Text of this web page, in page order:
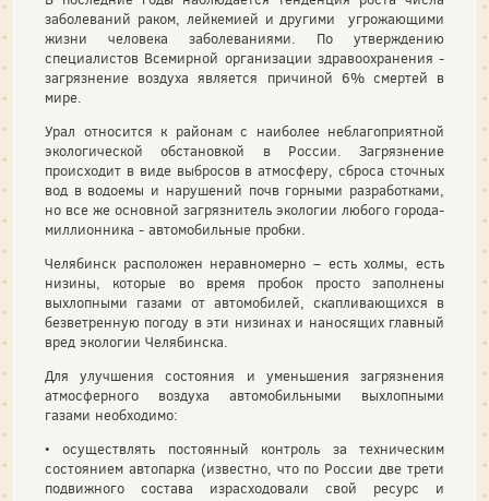
заболеваний раком, лейкемией и другими угрожающими
жизни человека заболеваниями. По утверждению
специалистов Всемирной организации здравоохранения -
загрязнение воздуха является причиной 6% смертей в
мире.
Урал относится к районам с наиболее неблагоприятной
экологической обстановкой в России. Загрязнение
происходит в виде выбросов в атмосферу, сброса сточных
вод в водоемы и нарушений почв горными разработками,
но все же основной загрязнитель экологии любого города-
миллионника - автомобильные пробки.
Челябинск расположен неравномерно – есть холмы, есть
низины, которые во время пробок просто заполнены
выхлопными газами от автомобилей, скапливающихся в
безветренную погоду в эти низинах и наносящих главный
вред экологии Челябинска.
Для улучшения состояния и уменьшения загрязнения
атмосферного воздуха автомобильными выхлопными
газами необходимо:
• осуществлять постоянный контроль за техническим
состоянием автопарка (известно, что по России две трети
подвижного состава израсходовали свой ресурс и